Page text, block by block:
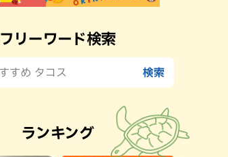
フリーワード検索
ランキング